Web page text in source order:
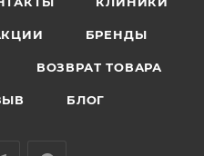
БРЕНДЫ
ВОЗВРАТ ТОВАРА
БЛОГ